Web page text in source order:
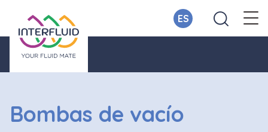
ES
Bombas de vacío